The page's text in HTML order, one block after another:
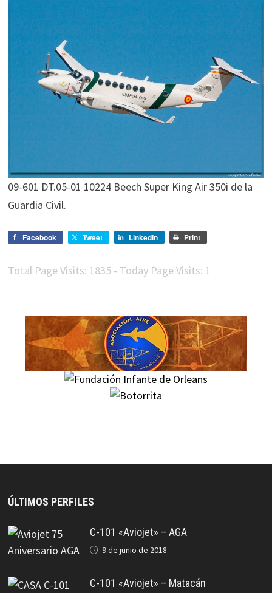
09-601 DT.05-01 10224 Beech Super King Air 350i de la
Guardia Civil.
Facebook Tweet LinkedIn Print
Total Page Visits: 1835 - Today Page Visits: 1
ÚLTIMOS PERFILES
C-101 «Aviojet» – AGA
9 de junio de 2018
C-101 «Aviojet» – Matacán